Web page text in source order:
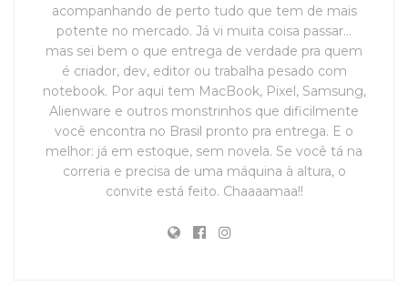
acompanhando de perto tudo que tem de mais
potente no mercado. Já vi muita coisa passar…
mas sei bem o que entrega de verdade pra quem
é criador, dev, editor ou trabalha pesado com
notebook. Por aqui tem MacBook, Pixel, Samsung,
Alienware e outros monstrinhos que dificilmente
você encontra no Brasil pronto pra entrega. E o
melhor: já em estoque, sem novela. Se você tá na
correria e precisa de uma máquina à altura, o
convite está feito. Chaaaamaa!!